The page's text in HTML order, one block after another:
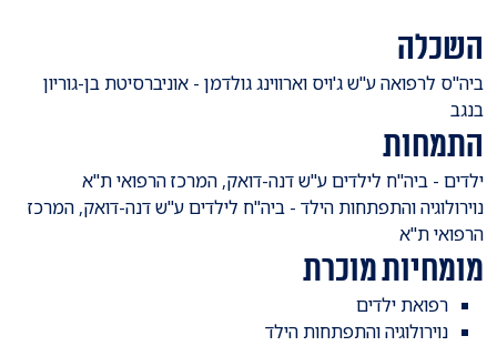
השכלה
​ביה"ס לרפואה ע"ש ג'ויס וארווינג גולדמן - אוניברסיטת בן-גוריון
בנגב
התמחות
ילדים - ביה"ח לילדים ע"ש דנה-דואק, המרכז הרפואי ת"א
נוירולוגיה והתפתחות הילד - ביה"ח לילדים ע"ש דנה-דואק, המרכז
הרפואי ת"א
מומחיות מוכרת
רפואת ילדים
נוירולוגיה והתפתחות הילד